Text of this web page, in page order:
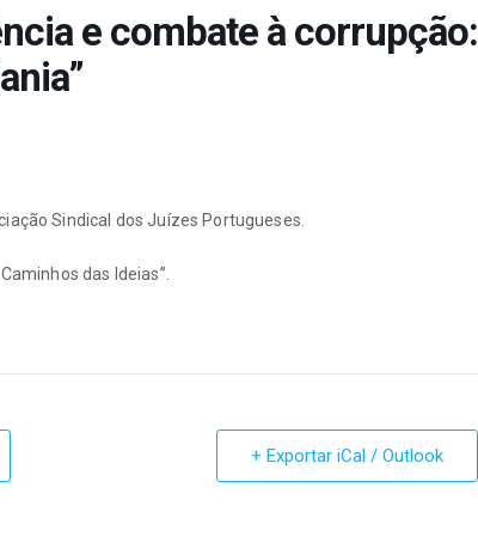
e combate à corrupção:
Sindical dos Juízes Portugueses.
das Ideias”.
+ Exportar iCal / Outlook